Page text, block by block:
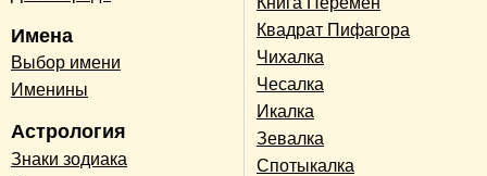
Имена
Выбор имени
Именины
Астрология
Знаки зодиака
Квадрат Пифагора
Чихалка
Чесалка
Икалка
Зевалка
Спотыкалка